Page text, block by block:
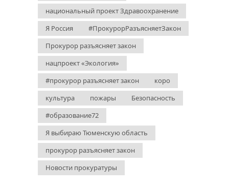
национальный проект Здравоохранение
Я Россия
#ПрокурорРазъясняетЗакон
Прокурор разъясняет закон
нацпроект «Экология»
#прокурор разъясняет закон
коро
культура
пожары
Безопасность
#образование72
Я выбираю Тюменскую область
прокурор разъясняет закон
Новости прокуратуры